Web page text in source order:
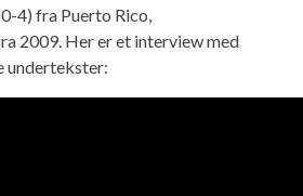
4) fra Puerto Rico,
2009. Her er et interview med
undertekster: